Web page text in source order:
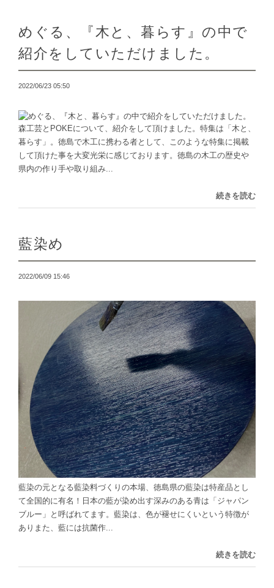
めぐる、『木と、暮らす』の中で
紹介をしていただけました。
2022/06/23 05:50
森工芸とPOKEについて、紹介をして頂けました。特集は「木と、
暮らす」。徳島で木工に携わる者として、このような特集に掲載
して頂けた事を大変光栄に感じております。徳島の木工の歴史や
県内の作り手や取り組み...
続きを読む
藍染め
2022/06/09 15:46
藍染の元となる藍染料づくりの本場、徳島県の藍染は特産品とし
て全国的に有名！日本の藍が染め出す深みのある青は「ジャパン
ブルー」と呼ばれてます。藍染は、色が褪せにくいという特徴が
ありまた、藍には抗菌作...
続きを読む